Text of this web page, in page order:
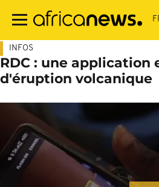
contenu
INFOS
RDC : une application
d'éruption volcanique